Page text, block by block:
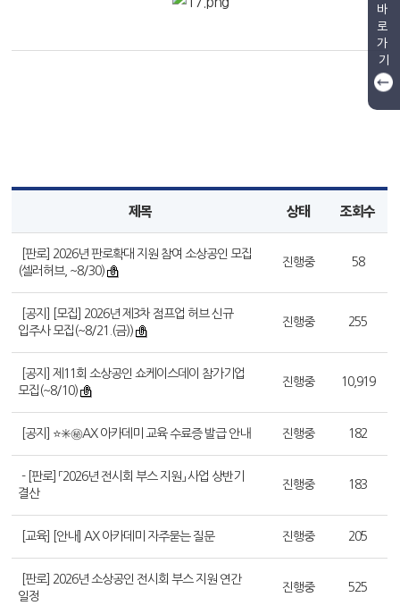
제목 상태 조회수
[판로] 2026년 판로확대 지원 참여 소상공인 모집
(셀러허브, ~8/30)
진행중 58
[공지] [모집] 2026년 제3차 점프업 허브 신규
입주사 모집(~8/21.(금))
진행중 255
[공지] 제11회 소상공인 쇼케이스데이 참가기업
모집(~8/10)
진행중 10,919
[공지] ⭐✳️㊙️AX 아카데미 교육 수료증 발급 안내 진행중 182
- [판로] 「2026년 전시회 부스 지원」 사업 상반기
결산
진행중 183
[교육] [안내] AX 아카데미 자주묻는 질문 진행중 205
[판로] 2026년 소상공인 전시회 부스 지원 연간
일정
진행중 525
바
로
가
기